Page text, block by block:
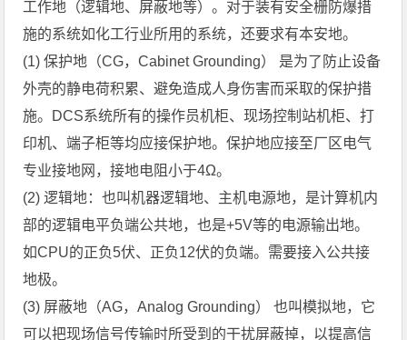
工作地（逻辑地、屏蔽地等）。对于装有安全栅防爆措
施的系统如化工行业所用的系统，还要求有本安地。
(1) 保护地（CG，Cabinet Grounding） 是为了防止设备
外壳的静电荷积累、避免造成人身伤害而采取的保护措
施。DCS系统所有的操作员机柜、现场控制站机柜、打
印机、端子柜等均应接保护地。保护地应接至厂区电气
专业接地网，接地电阻小于4Ω。
(2) 逻辑地：也叫机器逻辑地、主机电源地，是计算机内
部的逻辑电平负端公共地，也是+5V等的电源输出地。
如CPU的正负5伏、正负12伏的负端。需要接入公共接
地极。
(3) 屏蔽地（AG，Analog Grounding） 也叫模拟地，它
可以把现场信号传输时所受到的干扰屏蔽掉，以提高信